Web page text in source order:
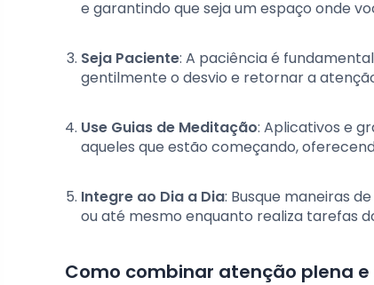
e garantindo que seja um espaço onde
Seja Paciente: A paciência é
gentilmente o desvio e retornar a
Use Guias de Meditação: Aplicativos e
aqueles que estão começando,
Integre ao Dia a Dia: Busque maneiras
ou até mesmo enquanto realiza tarefas
Como combinar atenção plena